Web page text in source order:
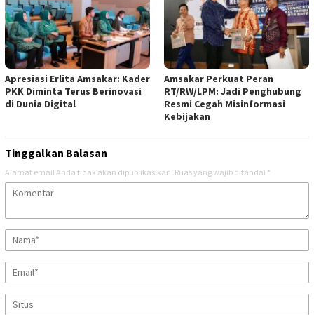
Apresiasi Erlita Amsakar: Kader
PKK Diminta Terus Berinovasi
di Dunia Digital
Amsakar Perkuat Peran
RT/RW/LPM: Jadi Penghubung
Resmi Cegah Misinformasi
Kebijakan
Tinggalkan Balasan
Alamat email Anda tidak akan dipublikasikan. Ruas yang wajib ditandai *